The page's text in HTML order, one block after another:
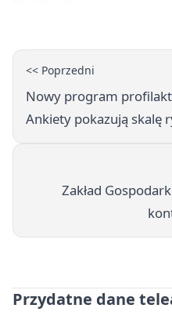
<< Poprzedni
Nowy program
Ankiety pokazują skalę
Zakład
Przydatne dane